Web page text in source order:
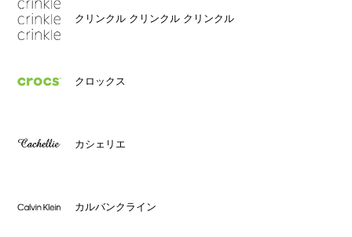
クリンクル クリンクル クリンクル
クロックス
カシェリエ
カルバンクライン